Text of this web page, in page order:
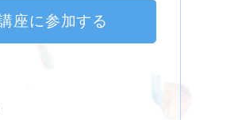
座に参加する